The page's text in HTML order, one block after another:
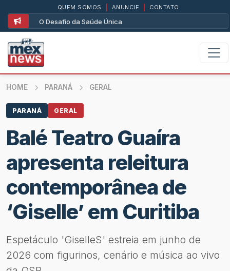
O Desafio da Saúde Única
QUEM SOMOS ANUNCIE CONTATO
HOME PARANÁ GERAL
PARANÁ GERAL
Balé Teatro Guaíra
apresenta releitura
contemporânea de
‘Giselle’ em Curitiba
Espetáculo 'GiselleS' estreia em junho de
2026 com figurinos, cenário e música ao vivo